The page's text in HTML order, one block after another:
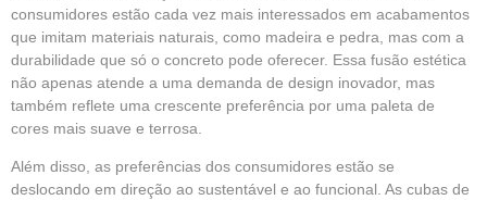
consumidores estão cada vez mais interessados em acabamentos
que imitam materiais naturais, como madeira e pedra, mas com a
durabilidade que só o concreto pode oferecer. Essa fusão estética
não apenas atende a uma demanda de design inovador, mas
também reflete uma crescente preferência por uma paleta de
cores mais suave e terrosa.
Além disso, as preferências dos consumidores estão se
deslocando em direção ao sustentável e ao funcional. As cubas de